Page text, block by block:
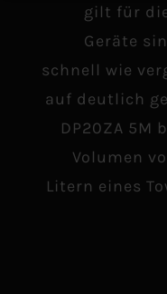
gilt für
Geräte
schnell wie
auf deutlich
DP20ZA 5M
Volumen
Litern eines